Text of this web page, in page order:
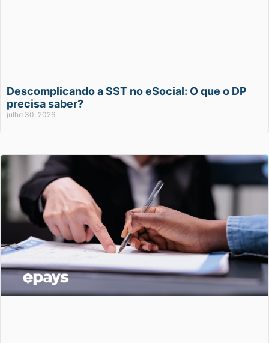
Descomplicando a SST no eSocial: O que o DP
precisa saber?
julho 30, 2026